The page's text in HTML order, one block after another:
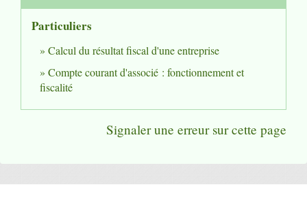
Particuliers
Calcul du résultat fiscal d'une entreprise
Compte courant d'associé : fonctionnement et
fiscalité
Signaler une erreur sur cette page